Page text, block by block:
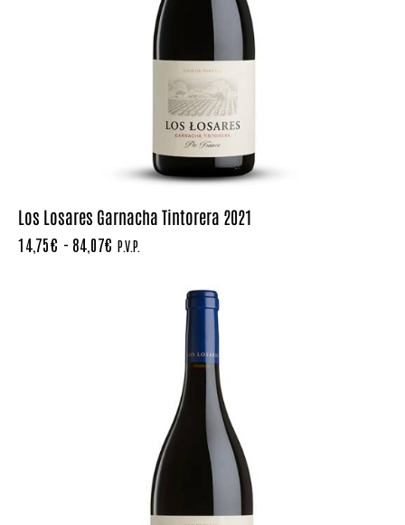
Los Losares Garnacha Tintorera 2021
14,75€ - 84,07€ P.V.P.